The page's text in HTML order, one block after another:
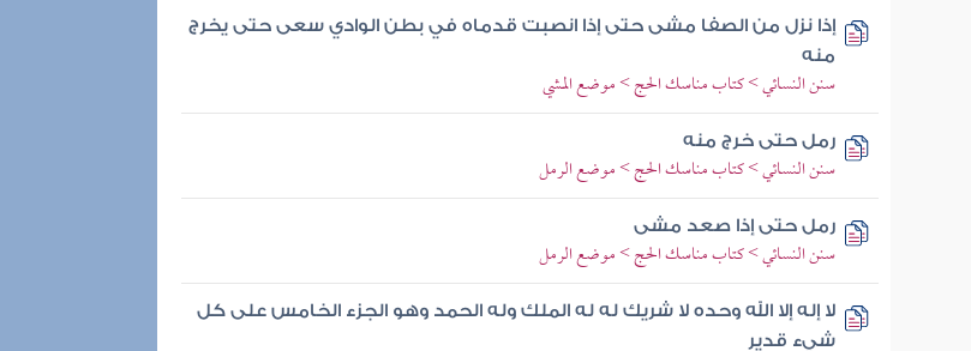
إذا نزل من الصفا مشى حتى إذا انصبت قدماه في بطن الوادي سعى حتى يخرج
منه
سنن النسائي > كتاب مناسك الحج > موضع المشي
رمل حتى خرج منه
سنن النسائي > كتاب مناسك الحج > موضع الرمل
رمل حتى إذا صعد مشى
سنن النسائي > كتاب مناسك الحج > موضع الرمل
لا إله إلا الله وحده لا شريك له له الملك وله الحمد وهو الجزء الخامس على كل
شيء قدير